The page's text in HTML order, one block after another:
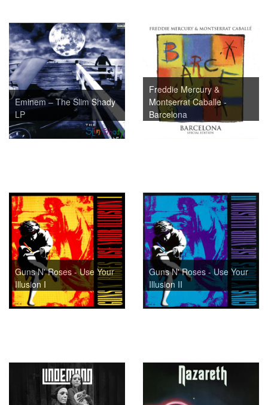
Eminem ‎– The Slim Shady
LP
Freddie Mercury &
Montserrat Caballe -
Barcelona
Guns N' Roses - Use Your
Illusion I
Guns N' Roses - Use Your
Illusion II